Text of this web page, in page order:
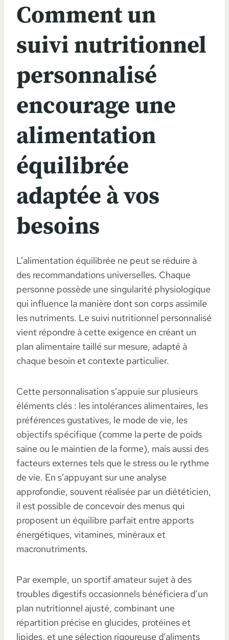
Comment un
suivi nutritionnel
personnalisé
encourage une
alimentation
équilibrée
adaptée à vos
besoins
L’alimentation équilibrée ne peut se réduire à
des recommandations universelles. Chaque
personne possède une singularité physiologique
qui influence la manière dont son corps assimile
les nutriments. Le suivi nutritionnel personnalisé
vient répondre à cette exigence en créant un
plan alimentaire taillé sur mesure, adapté à
chaque besoin et contexte particulier.
Cette personnalisation s’appuie sur plusieurs
éléments clés : les intolérances alimentaires, les
préférences gustatives, le mode de vie, les
objectifs spécifique (comme la perte de poids
saine ou le maintien de la forme), mais aussi des
facteurs externes tels que le stress ou le rythme
de vie. En s’appuyant sur une analyse
approfondie, souvent réalisée par un diététicien,
il est possible de concevoir des menus qui
proposent un équilibre parfait entre apports
énergétiques, vitamines, minéraux et
macronutriments.
Par exemple, un sportif amateur sujet à des
troubles digestifs occasionnels bénéficiera d’un
plan nutritionnel ajusté, combinant une
répartition précise en glucides, protéines et
lipides, et une sélection rigoureuse d’aliments